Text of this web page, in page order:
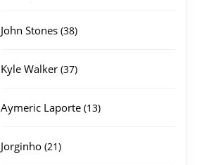
John Stones 3838
Kyle Walker 3737
Aymeric Laporte 1313
Jorginho 2121